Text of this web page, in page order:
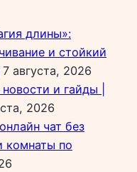
длины»:
и стойкий
7 августа, 2026
и гайды |
2026
чат без
комнаты по